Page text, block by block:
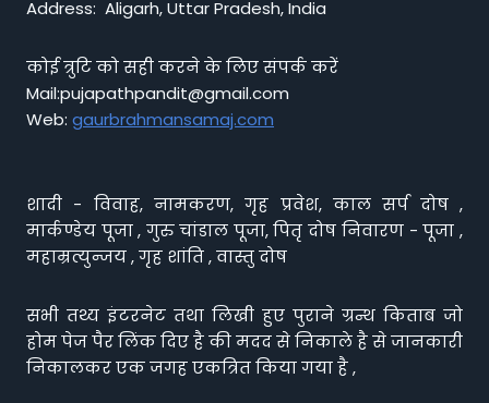
Address: Aligarh, Uttar Pradesh, India
कोई त्रुटि को सही करने के लिए संपर्क करें
Mail:pujapathpandit@gmail.com
Web: gaurbrahmansamaj.com
शादी - विवाह, नामकरण, गृह प्रवेश, काल सर्प दोष ,
मार्कण्डेय पूजा , गुरु चांडाल पूजा, पितृ दोष निवारण - पूजा ,
महाम्रत्युन्जय , गृह शांति , वास्तु दोष
सभी तथ्य इंटरनेट तथा लिखी हुए पुराने ग्रन्थ किताब जो
होम पेज पैर लिंक दिए है की मदद से निकाले है से जानकारी
निकालकर एक जगह एकत्रित किया गया है ,